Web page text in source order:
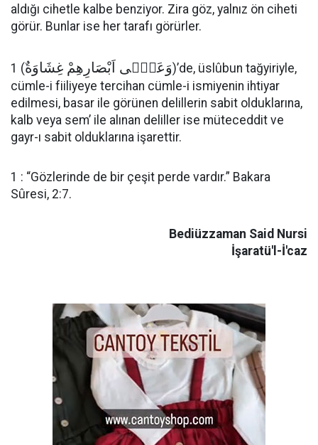
aldığı cihetle kalbe benziyor. Zira göz, yalnız ön ciheti
görür. Bunlar ise her tarafı görürler.
1 (وَعَلٰۤى اَبْصَارِهِمْ غِشَاوَةٌ)’de, üslûbun tağyiriyle,
cümle-i fiiliyeye tercihan cümle-i ismiyenin ihtiyar
edilmesi, basar ile görünen delillerin sabit olduklarına,
kalb veya sem’ ile alınan deliller ise müteceddit ve
gayr-ı sabit olduklarına işarettir.
1 : “Gözlerinde de bir çeşit perde vardır.” Bakara
Sûresi, 2:7.
Bediüzzaman Said Nursi
İşaratü'l-İ'caz